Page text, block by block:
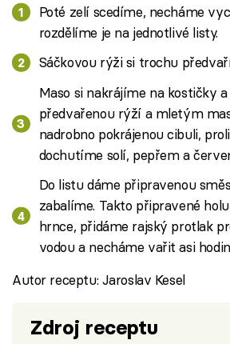
Poté zelí scedíme, necháme
rozdělíme je na jednotlivé listy.
Sáčkovou rýži si trochu
Maso si nakrájíme na kostičky
předvařenou rýží a mletým
nadrobno pokrájenou cibuli,
dochutíme solí, pepřem a
Do listu dáme připravenou
zabalíme. Takto připravené
hrnce, přidáme rajský protlak
vodou a necháme vařit asi
Autor receptu: Jaroslav Kesel
Zdroj receptu